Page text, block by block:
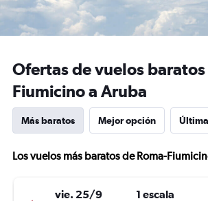
Ofertas de vuelos baratos
Fiumicino a Aruba
Más baratos Mejor opción
Los vuelos más baratos de Roma-
vie. 25/9 1 escala